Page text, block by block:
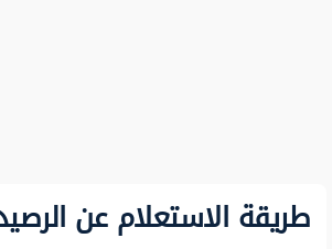
طريقة الاستعلام عن